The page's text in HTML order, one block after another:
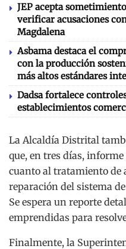
JEP acepta
verificar acusaciones
Magdalena
Asbama destaca el
con la producción
más altos estándares
Dadsa fortalece
establecimientos
La Alcaldía Distrital
que, en tres días,
cuanto al tratamiento de
reparación del sistema
Se espera un reporte
emprendidas para
Finalmente, la